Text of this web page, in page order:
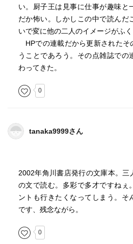
なったICOは本当に感動するので
PS4で遊べます。そう言えば、ゲ
ノベライズしたくなる、って職業
は思わないけど、本質的には二
ます。自分が気に入ったコンテン
参加したいとか語りたいとかって
先日再読したばかりなので自分と
もう一つ、時事ネタで911の同時
て見るとICOと911が同じ年だっ
あれは衝撃的でした…。
まとめると、今から読むんだった
思います。3人のうち誰かのファン
むより紙で一気読みしたいと思う
い。厨子王は見事に仕事が趣味と
だか怖い。しかしこの中で読んだ
いで変に他の二人のイメージがふく
HPでの連載だから更新されたそ
うことであろう。その点雑誌での
わってきた。
0
tanaka9999さん
2002年角川書店発行の文庫本。三
の文で読む。多彩で多才ですねぇ
ントも行きたくなってしまう。そ
です、残念ながら。
0